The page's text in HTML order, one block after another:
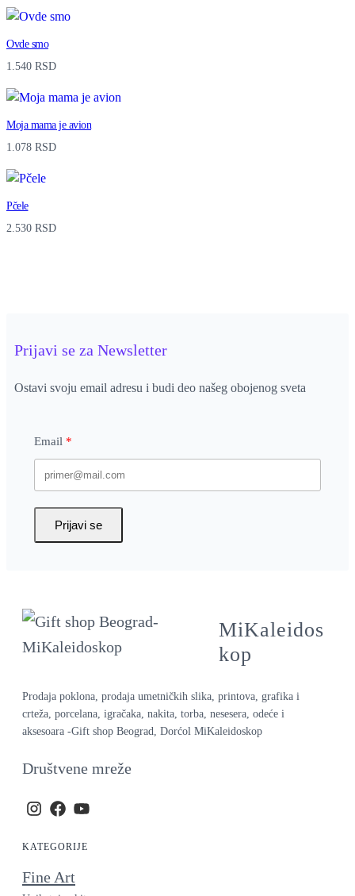
Ovde smo
1.540 RSD
Moja mama je avion
1.078 RSD
Pčele
2.530 RSD
Prijavi se za Newsletter
Ostavi svoju email adresu i budi deo našeg obojenog sveta
Email
Prijavi se
MiKaleidos
kop
Prodaja poklona, prodaja umetničkih slika, printova, grafika i
crteža, porcelana, igračaka, nakita, torba, nesesera, odeće i
aksesoara -Gift shop Beograd, Dorćol MiKaleidoskop
Društvene mreže
KATEGORIJE
Fine Art